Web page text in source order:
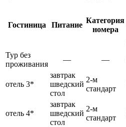
Гостиница Питание
Категория
номера
Тур без
проживания
— —
отель 3*
завтрак
шведский
стол
2-м
стандарт
отель 4*
завтрак
шведский
стол
2-м
стандарт